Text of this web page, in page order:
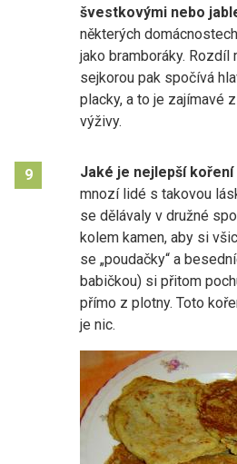
švestkovými nebo
některých
jako bramboráky. Rozdíl
sejkorou pak spočívá
placky, a to je zajímavé
výživy.
9 Jaké je nejlepší
mnozí lidé s takovou
se dělávaly v družné
kolem kamen, aby si
se „poudačky“ a
babičkou) si přitom
přímo z plotny. Toto
je nic.